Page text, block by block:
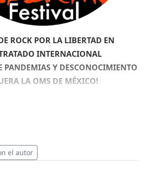
ROCK POR LA LIBERTAD EN
INTERNACIONAL
PANDEMIAS Y DESCONOCIMIENTO
LA OMS DE MÉXICO!
de la
un proceso mundial para
un convenio, acuerdo, tratado
el autor